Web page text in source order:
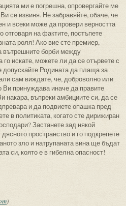
ми е погрешна, опровергайте ме
се извиня. Не забравяйте, обаче, че
и всеки може да провери верността
отговаря на фактите, постъпете
роля! Ако вие сте премиер,
вътрешните борби между
го искате, можете ли да се отървете с
допускайте Родината да плаща за
сам виждате, че, доброволно или
Ви принуждава иначе да правите
накара, въпреки амбициите си, да се
и да подвиете опашка пред
в политиката, когато сте дирижиран
Застанете зад някой
пространство и го подкрепете
зло и натрупаната вина ще бъдат
си, която е в гибелна опасност!
)